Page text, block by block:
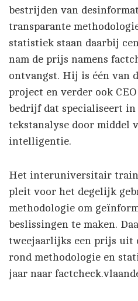
bestrijden van
transparante
statistiek staan daarbij
nam de prijs namens
ontvangst. Hij is één van
project en verder ook
bedrijf dat specialiseert in
tekstanalyse door middel
intelligentie.
Het interuniversitair
pleit voor het degelijk
methodologie om
beslissingen te maken.
tweejaarlijks een prijs uit
rond methodologie en
jaar naar